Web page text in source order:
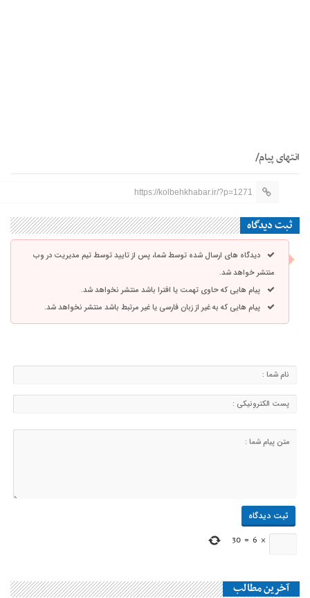
انتهای پیام/
https://kolbehkhabar.ir/?p=1271
ثبت دیدگاه
دیدگاه های ارسال شده توسط شما، پس از تایید توسط تیم مدیریت در وب
منتشر خواهد شد.
پیام هایی که حاوی تهمت یا افترا باشد منتشر نخواهد شد.
پیام هایی که به غیر از زبان فارسی یا غیر مرتبط باشد منتشر نخواهد شد.
×
6
=
30
آخرین مطالب